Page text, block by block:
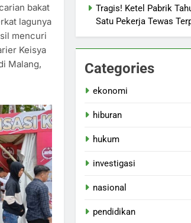
bakat
lagunya
mencuri
Keisya
Malang,
Tragis! Ketel Pabrik
Satu Pekerja Tewas
Categories
ekonomi
hiburan
hukum
investigasi
nasional
pendidikan